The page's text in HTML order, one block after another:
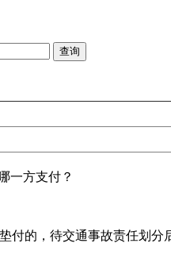
付的，待交通事故责任划